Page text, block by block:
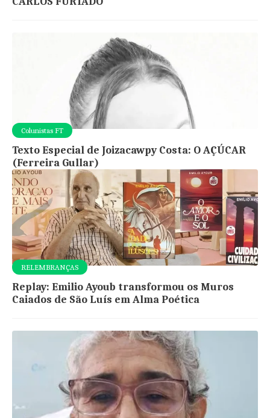
Colunistas FT
Texto Especial de Joizacawpy Costa: O AÇÚCAR
(Ferreira Gullar)
RELEMBRANÇAS
Replay: Emilio Ayoub transformou os Muros
Caiados de São Luís em Alma Poética